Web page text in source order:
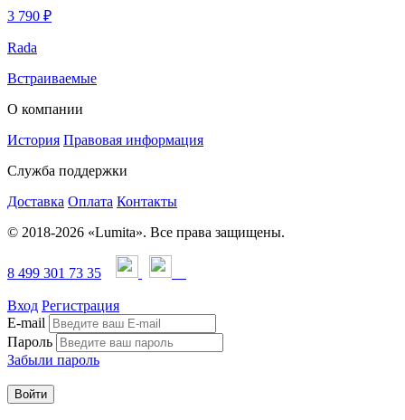
3 790 ₽
Rada
Встраиваемые
О компании
История Правовая информация
Служба поддержки
Доставка Оплата Контакты
© 2018-2026 «Lumita». Все права защищены.
8 499 301 73 35
Вход Регистрация
E-mail
Пароль
Забыли пароль
Войти